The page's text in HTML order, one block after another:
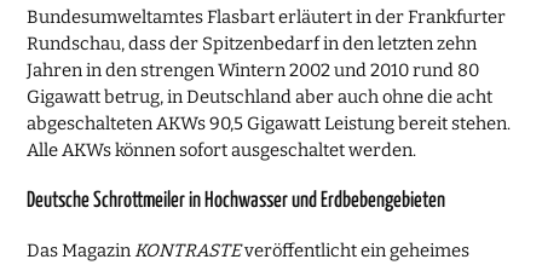
Bundesumweltamtes Flasbart erläutert in der Frankfurter
Rundschau, dass der Spitzenbedarf in den letzten zehn
Jahren in den strengen Wintern 2002 und 2010 rund 80
Gigawatt betrug, in Deutschland aber auch ohne die acht
abgeschalteten AKWs 90,5 Gigawatt Leistung bereit stehen.
Alle AKWs können sofort ausgeschaltet werden.
Deutsche Schrottmeiler in Hochwasser und Erdbebengebieten
Das MagazinKONTRASTEveröffentlicht ein geheimes